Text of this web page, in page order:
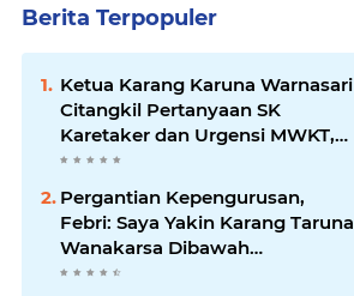
Berita Terpopuler
Ketua Karang Karuna Warnasari
Citangkil Pertanyaan SK
Karetaker dan Urgensi MWKT,
Saat Suasana Berduka
Pergantian Kepengurusan,
Febri: Saya Yakin Karang Taruna
Wanakarsa Dibawah
Kepemimpinan Bung Entus